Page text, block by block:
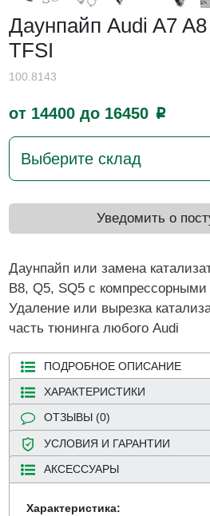
Даунпайп Audi A7
TFSI
100.8143
от 14400 до 16450 p
Уведомить о
Даунпайп или замена
B8, Q5, SQ5 c
Удаление или вырезка
часть тюнинга любого Audi
ПОДРОБНОЕ ОПИСАНИЕ
ХАРАКТЕРИСТИКИ
ОТЗЫВЫ (0)
УСЛОВИЯ И ГАРАНТИИ
АКСЕССУАРЫ
Характеристика: